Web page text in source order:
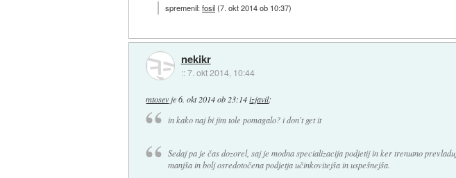
spremenil:fosil(7. okt 2014 ob 10:37)
nekikr
::7. okt 2014, 10:44
mtosev je6. okt 2014 ob 23:14 izjavil:
in kako naj bi jim tole pomagalo? i don't get it
Sedaj pa je čas dozorel, saj je modna specializacija podjetij in ker trenutno
manjša in bolj osredotočena podjetja učinkovitejša in uspešnejša.